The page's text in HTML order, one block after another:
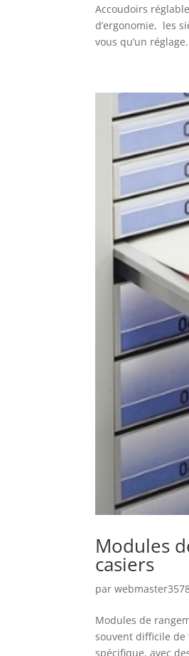
Accoudoirs
d’ergonomie, les
vous qu’un
Modules
casiers
par
Modules de
souvent difficile de
spécifique, avec